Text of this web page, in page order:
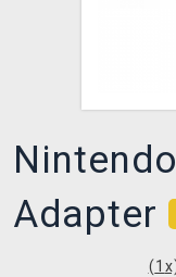
Adapter
(1